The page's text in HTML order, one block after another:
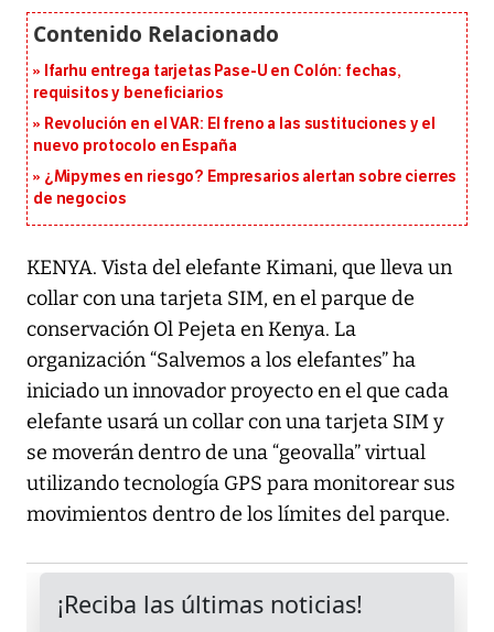
Ifarhu entrega tarjetas Pase-U en Colón: fechas,
requisitos y beneficiarios
Revolución en el VAR: El freno a las sustituciones y el
nuevo protocolo en España
¿Mipymes en riesgo? Empresarios alertan sobre cierres
de negocios
KENYA. Vista del elefante Kimani, que lleva un
collar con una tarjeta SIM, en el parque de
conservación Ol Pejeta en Kenya. La
organización “Salvemos a los elefantes” ha
iniciado un innovador proyecto en el que cada
elefante usará un collar con una tarjeta SIM y
se moverán dentro de una “geovalla” virtual
utilizando tecnología GPS para monitorear sus
movimientos dentro de los límites del parque.